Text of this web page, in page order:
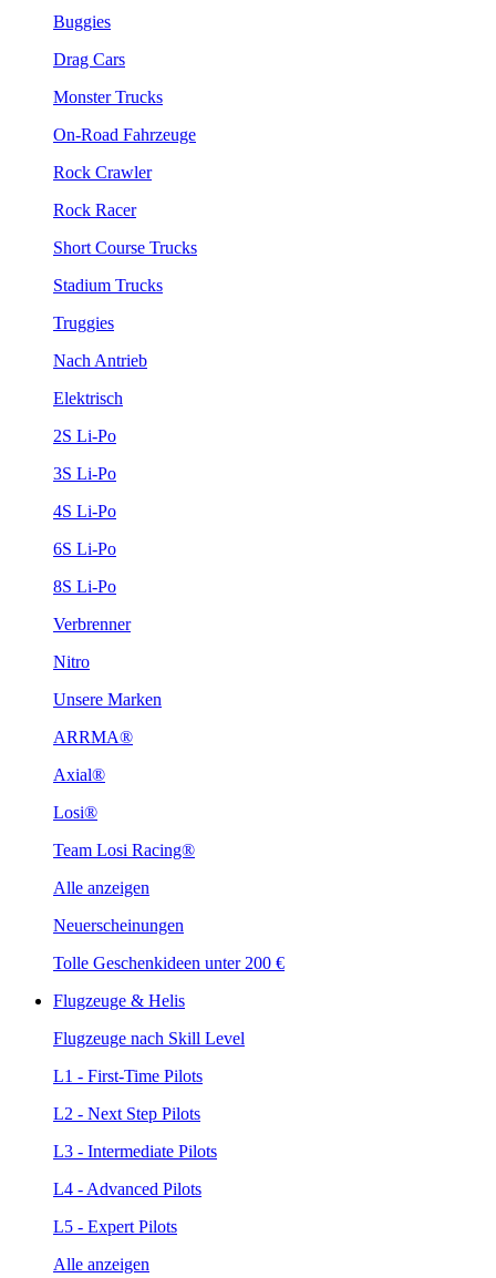
Buggies
Drag Cars
Monster Trucks
On-Road Fahrzeuge
Rock Crawler
Rock Racer
Short Course Trucks
Stadium Trucks
Truggies
Nach Antrieb
Elektrisch
2S Li-Po
3S Li-Po
4S Li-Po
6S Li-Po
8S Li-Po
Verbrenner
Nitro
Unsere Marken
ARRMA®
Axial®
Losi®
Team Losi Racing®
Alle anzeigen
Neuerscheinungen
Tolle Geschenkideen unter 200 €
Flugzeuge & Helis
Flugzeuge nach Skill Level
L1 - First-Time Pilots
L2 - Next Step Pilots
L3 - Intermediate Pilots
L4 - Advanced Pilots
L5 - Expert Pilots
Alle anzeigen